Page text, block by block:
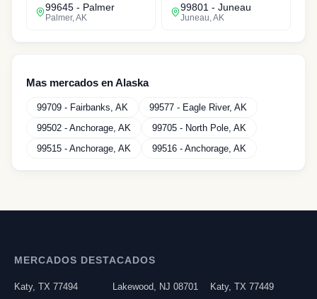
99645 - Palmer
Palmer, AK
99801 - Juneau
Juneau AK
Mas mercados enAlaska
99709 - Fairbanks AK 99577 - Eagle River, AK
99502 - Anchorage AK 99705 - North Pole AK
99515 - Anchorage AK 99516 - Anchorage AK
MERCADOS DESTACADOS
Katy, TX 77494 Lakewood, NJ 08701 Katy,TX 77449